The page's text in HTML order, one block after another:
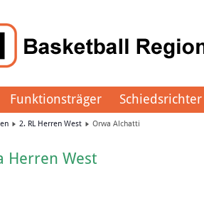
Funktionsträger Schiedsrichter
2. RL Herren West Orwa Alchatti
Herren West